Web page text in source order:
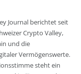
Journal berichtet seit
Crypto Valley,
und die
Vermögenswerte.
steht ein